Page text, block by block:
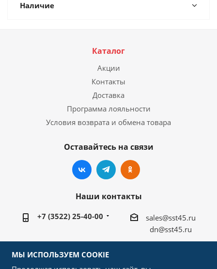
Наличие
Каталог
Акции
Контакты
Доставка
Программа лояльности
Условия возврата и обмена товара
Оставайтесь на связи
Наши контакты
+7 (3522) 25-40-00
sales@sst45.ru
dn@sst45.ru
640027, Россия, г.Курган, ул.Омская 76а
МЫ ИСПОЛЬЗУЕМ COOKIE